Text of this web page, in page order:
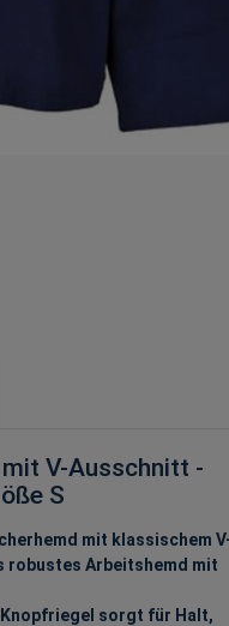
V-Ausschnitt -
S
mit klassischem
robustes Arbeitshemd mit
Knopfriegel sorgt für Halt,